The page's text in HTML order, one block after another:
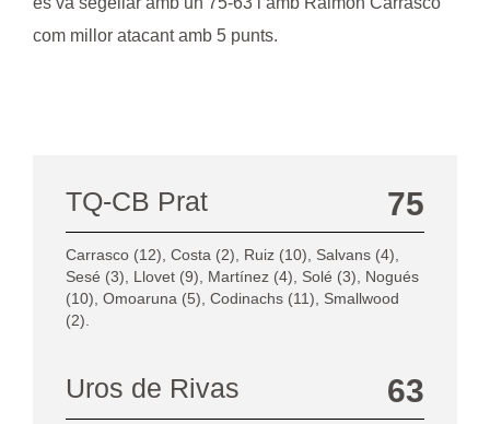
com millor atacant amb 5 punts.
TQ-CB Prat 75
Carrasco (12), Costa (2), Ruiz (10), Salvans (4),
Sesé (3), Llovet (9), Martínez (4), Solé (3), Nogués
(10), Omoaruna (5), Codinachs (11), Smallwood
(2).
Uros de Rivas 63